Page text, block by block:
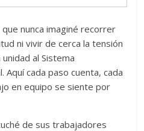
nunca imaginé recorrer
ni vivir de cerca la tensión
al Sistema
Aquí cada paso cuenta, cada
en equipo se siente por
de sus trabajadores